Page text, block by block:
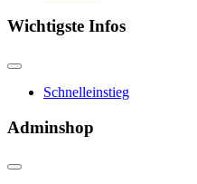
Wichtigste Infos
Schnelleinstieg
Adminshop